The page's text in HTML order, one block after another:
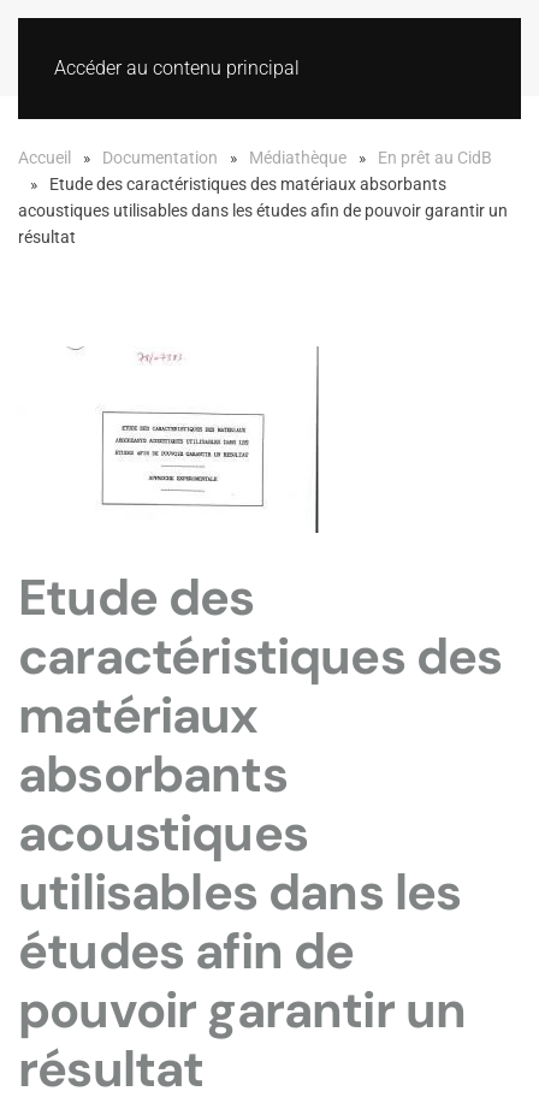
Accéder au contenu principal
Accueil Documentation Médiathèque
En prêt au CidB
Etude des caractéristiques des matériaux absorbants
acoustiques utilisables dans les études afin de pouvoir garantir un
résultat
Etude des
caractéristiques des
matériaux
absorbants
acoustiques
utilisables dans les
études afin de
pouvoir garantir un
résultat